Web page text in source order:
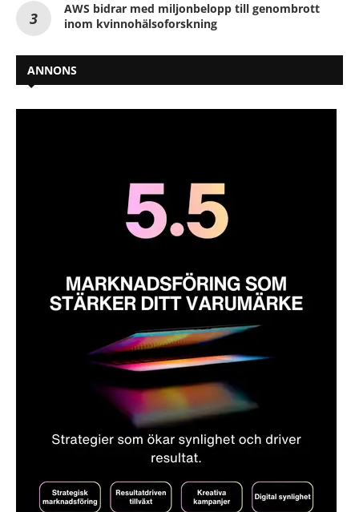
AWS bidrar med miljonbelopp till genombrott
inom kvinnohälsoforskning
ANNONS